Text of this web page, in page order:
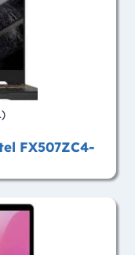
FX507ZC4-